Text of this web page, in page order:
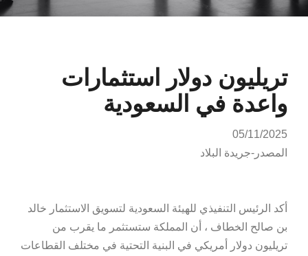
تريليون دولار استثمارات
واعدة في السعودية
05/11/2025
المصدر-جريدة البلاد
أكد الرئيس التنفيذي للهيئة السعودية لتسويق الاستثمار خالد
بن صالح الخطاف ، أن المملكة ستستثمر ما يقرب من
تريليون دولار أمريكي في البنية التحتية في مختلف القطاعات